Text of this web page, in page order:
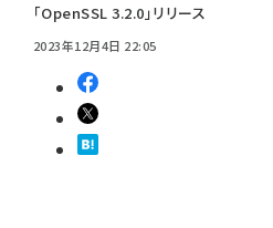
「OpenSSL 3.2.0」リリース
2023年12月4日 22:05